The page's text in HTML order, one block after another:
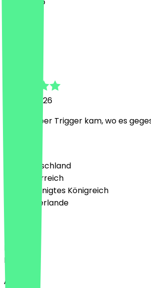
22. Juni 2026
Lecker, aber Trigger kam, wo es
🇩🇪 Deutschland
🇦🇹 Österreich
🇬🇧 Vereinigtes Königreich
🇳🇱 Niederlande
Deutsch
English
About